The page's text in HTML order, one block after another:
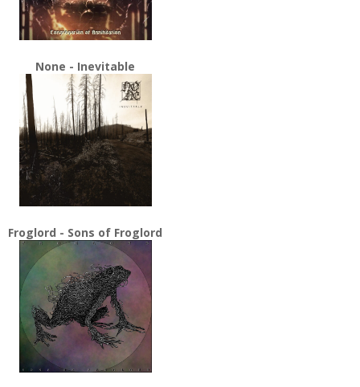
None - Inevitable
Froglord - Sons of Froglord